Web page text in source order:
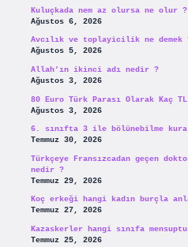
Kuluçkada nem az olursa ne olur ?
Ağustos 6, 2026
Avcılık ve toplayicilik ne demek
Ağustos 5, 2026
Allah’ın ikinci adı nedir ?
Ağustos 3, 2026
80 Euro Türk Parası Olarak Kaç
Ağustos 3, 2026
6. sınıfta 3 ile bölünebilme
Temmuz 30, 2026
Türkçeye Fransızcadan geçen
nedir ?
Temmuz 29, 2026
Koç erkeği hangi kadın burçla
Temmuz 27, 2026
Kazaskerler hangi sınıfa
Temmuz 25, 2026